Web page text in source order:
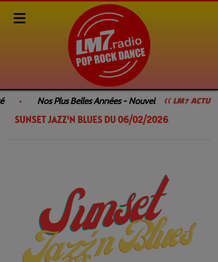
<< LM7 ACTU
Nos Plus Belles Années - Nouvelle Émission
Rediffusions de nos émissions SUNSET JAZZ'N BLUES
SUNSET JAZZ'N BLUES DU 06/02/2026